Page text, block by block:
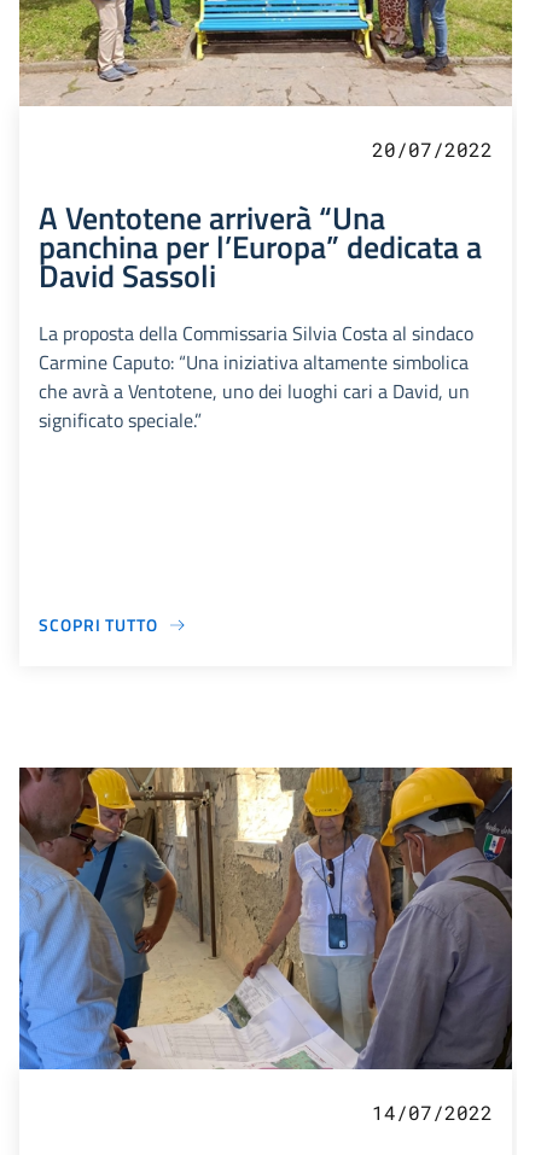
20/07/2022
A Ventotene arriverà “Una
panchina per l’Europa” dedicata a
David Sassoli
La proposta della Commissaria Silvia Costa al sindaco
Carmine Caputo: “Una iniziativa altamente simbolica
che avrà a Ventotene, uno dei luoghi cari a David, un
significato speciale.”
SCOPRI TUTTO
14/07/2022